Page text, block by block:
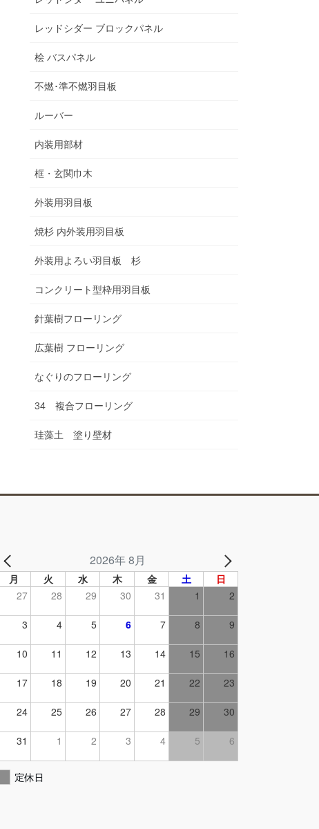
レッドシダー ブロックパネル
桧 バスパネル
不燃･準不燃羽目板
ルーバー
内装用部材
框・玄関巾木
外装用羽目板
焼杉 内外装用羽目板
外装用よろい羽目板 杉
コンクリート型枠用羽目板
針葉樹フローリング
広葉樹 フローリング
なぐりのフローリング
34 複合フローリング
珪藻土 塗り壁材
2026年 8月
月 火 水 木 金 土
日
27
28 29 30 31 1 2
3 4 5 6 7 8 9
10 11 12 13 14 15 16
17 18 19 20 21 22 23
24 25 26 27 28 29 30
31 1 2 3 4 5 6
定休日